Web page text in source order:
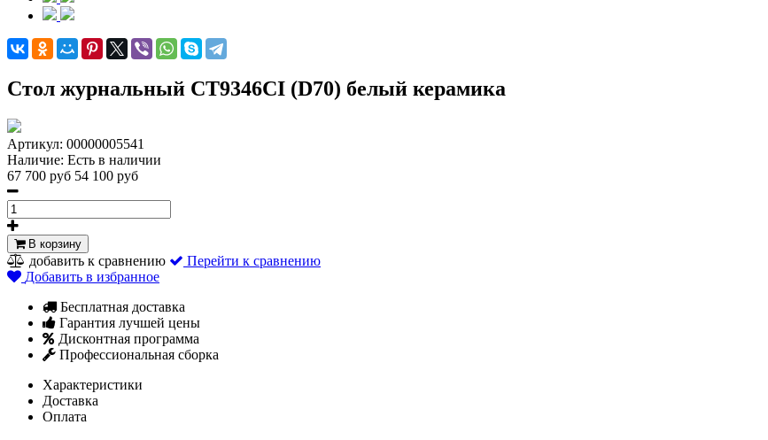
Стол журнальный CT9346CI (D70) белый керамика
Артикул: 00000005541
Наличие: Есть в наличии
67 700 руб 54 100 руб
В корзину
добавить к сравнению
Перейти к сравнению
Добавить в избранное
Бесплатная доставка
Гарантия лучшей цены
Дисконтная программа
Профессиональная сборка
Характеристики
Доставка
Оплата